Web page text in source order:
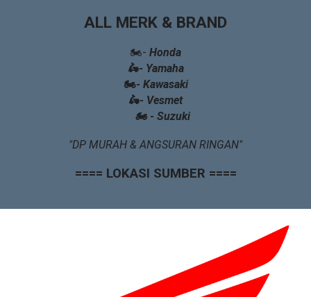
ALL MERK & BRAND
🏍️- Honda
🛵- Yamaha
🏍️- Kawasaki
🛵- Vesmet
🏍️ - Suzuki
"DP MURAH & ANGSURAN RINGAN"
==== LOKASI SUMBER ====